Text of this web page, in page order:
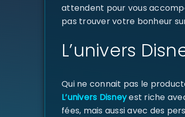
attendent pour vous
pas trouver votre bonheur
L’univers
Qui ne connait pas le
L’univers Disneyest riche
fées, mais aussi avec des